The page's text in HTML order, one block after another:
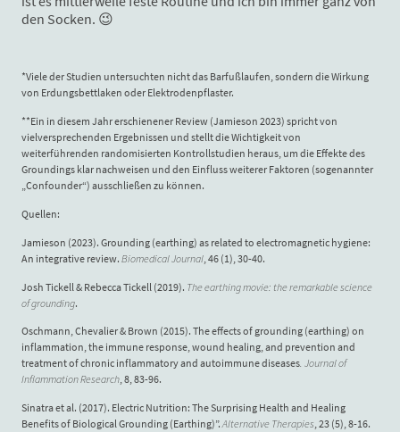
den Socken. 😉
*Viele der Studien untersuchten nicht das Barfußlaufen, sondern die Wirkung
von Erdungsbettlaken oder Elektrodenpflaster.
**Ein in diesem Jahr erschienener Review (Jamieson 2023) spricht von
vielversprechenden Ergebnissen und stellt die Wichtigkeit von
weiterführenden randomisierten Kontrollstudien heraus, um die Effekte des
Groundings klar nachweisen und den Einfluss weiterer Faktoren (sogenannter
„Confounder“) ausschließen zu können.
Quellen:
Jamieson (2023). Grounding (earthing) as related to electromagnetic hygiene:
An integrative review. Biomedical Journal , 46 (1), 30-40.
Josh Tickell & Rebecca Tickell (2019). The earthing movie: the remarkable science
of grounding.
Oschmann, Chevalier & Brown (2015). The effects of grounding (earthing) on
inflammation, the immune response, wound healing, and prevention and
treatment of chronic inflammatory and autoimmune diseases. Journal of
Inflammation Research, 8, 83-96.
Sinatra et al. (2017). Electric Nutrition: The Surprising Health and Healing
Benefits of Biological Grounding (Earthing)”.Alternative Therapies, 23 (5), 8-16.